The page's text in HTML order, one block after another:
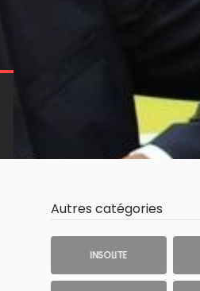
Autres catégories
INSOLITE